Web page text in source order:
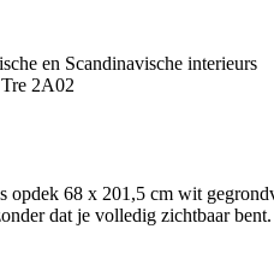
en Scandinavische interieurs
2A02
68 x 201,5 cm wit
dat je volledig zichtbaar